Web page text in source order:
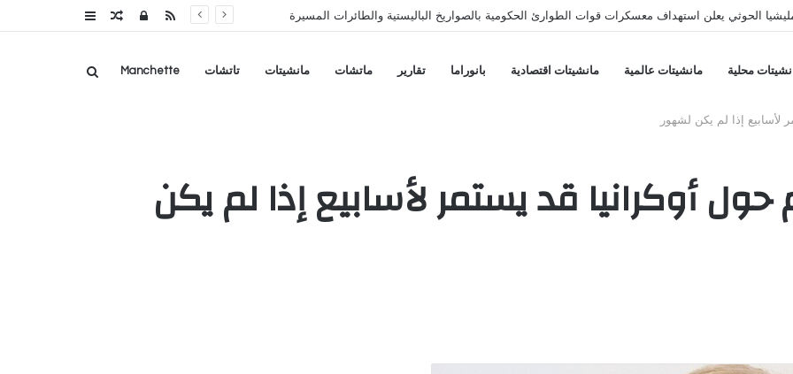
الحوثي يعلن استهداف معسكرات قوات الطوارئ الحكومية بالصواريخ الباليستية والطائرات المسيرة عمودمقالتسجيلRSS
محلية مانشيتات عالمية مانشيتات اقتصادية بانوراما تقارير ماتشات مانشيتات تاتشات Manchette بحث
لأسابيع إذا لم يكن لشهور
حول أوكرانيا قد يستمر لأسابيع إذا لم يكن